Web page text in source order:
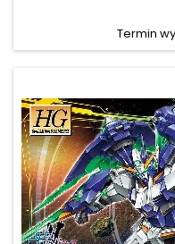
Termin